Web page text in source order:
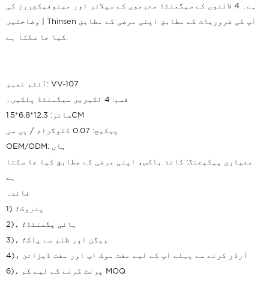
ہے۔ 4 لائنوں کے سیگمنٹڈ محرموں کے سپلائر اور مینوفیکچررز کی
وضاحتیں | Thinsen آپ کی ضروریات کے مطابق اپنی مرضی کے مطابق
آئٹم نمبر: VV-107
قسم: 4 لکیریں سیگمنٹڈ پلکیں۔
سائز: 12.3*6.8*1.5CM
پیکیج: 0.07 کلوگرام / پی سی
OEM/ODM: ہاں
معیاری پیکیجنگ: کاغذ باکس، اپنی مرضی کے مطابق کیا جا سکتا
ہے
فائدہ
1) پنروک؛
2)، ہائی پگمنٹڈ؛
3)، ویگن اور ظلم سے پاک؛
4)، آرڈر کرنے سے پہلے آپ کے لیے مفت موک اپ اور مفت ڈیزائن
6)، پرنٹ کرنے کے لیے کم MOQ